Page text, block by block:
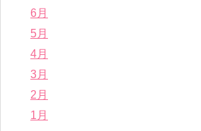
6月
5月
4月
3月
2月
1月